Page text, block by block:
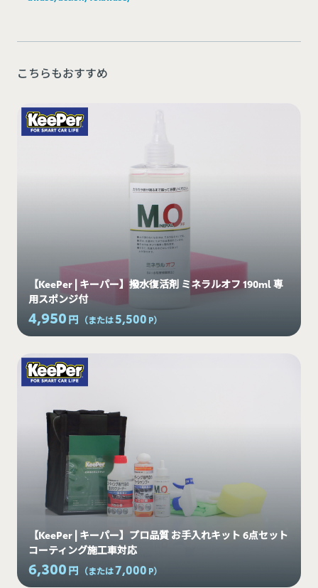
こちらもおすすめ
【KeePer | キーパー】撥水復活剤 ミネラルオフ 190ml 専
用スポンジ付
4,950 円 （または5,500 P）
【KeePer | キーパー】プロ品質 お手入れキット 6点セット
コーティング施工車対応
6,300 円 （または7,000 P）